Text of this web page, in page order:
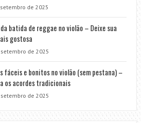
de 2025
batida de reggae no violão – Deixe sua
gostosa
de 2025
fáceis e bonitos no violão (sem pestana) –
os acordes tradicionais
de 2025